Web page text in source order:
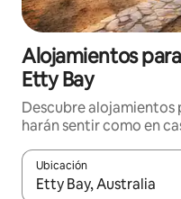
Alojamientos
Etty Bay
Descubre alojamientos
harán sentir como en
Ubicación
Cuando los resultados